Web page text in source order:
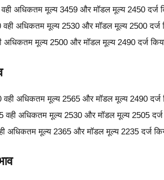
अधिकतम मूल्य 3459 और मॉडल मूल्य 2450 दर्ज
अधिकतम मूल्य 2530 और मॉडल मूल्य 2500 दर्ज
अधिकतम मूल्य 2500 और मॉडल मूल्य 2490 दर्ज
अधिकतम मूल्य 2565 और मॉडल मूल्य 2490 दर्ज
वही अधिकतम मूल्य 2530 और मॉडल मूल्य 2505 दर्ज
अधिकतम मूल्य 2365 और मॉडल मूल्य 2235 दर्ज